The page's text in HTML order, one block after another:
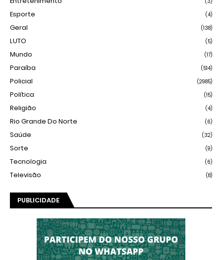
Esporte (4)
Geral (138)
LUTO (5)
Mundo (17)
Paraíba (514)
Policial (2985)
Política (15)
Religião (4)
Rio Grande Do Norte (6)
Saúde (32)
Sorte (9)
Tecnologia (6)
Televisão (8)
PUBLICIDADE